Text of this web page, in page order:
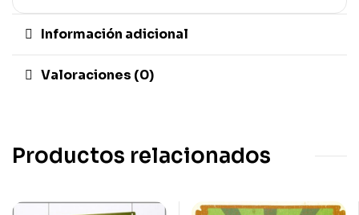
Información adicional
Valoraciones (0)
Productos relacionados